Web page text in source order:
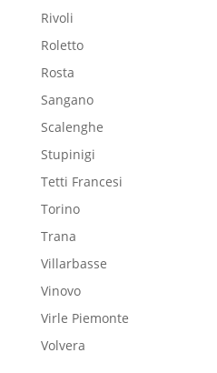
Rivoli
Roletto
Rosta
Sangano
Scalenghe
Stupinigi
Tetti Francesi
Torino
Trana
Villarbasse
Vinovo
Virle Piemonte
Volvera